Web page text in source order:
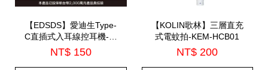
【EDSDS】愛迪生Type-
C直插式入耳線控耳機-內
建麥克風(EDS-C525)
NT$ 150
【KOLIN歌林】三層直充
式電蚊拍-KEM-HCB01
NT$ 200